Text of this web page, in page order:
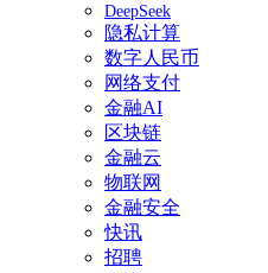
DeepSeek
隐私计算
数字人民币
网络支付
金融AI
区块链
金融云
物联网
金融安全
快讯
招聘